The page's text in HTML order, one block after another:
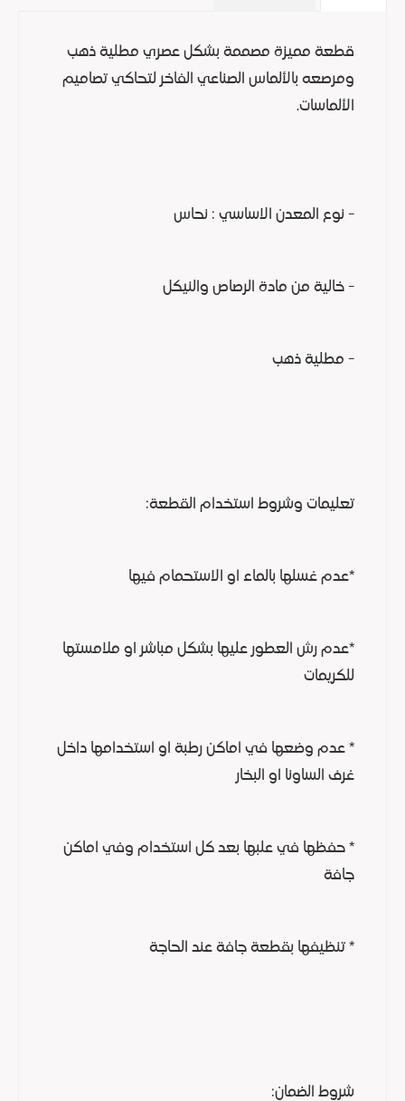
قطعة مميزة مصممة بشكل عصري مطلية ذهب
ومرصعه بالألماس الصناعي الفاخر لتحاكي تصاميم
الألماسات.
- نوع المعدن الاساسي : نحاس
- خالية من مادة الرصاص والنيكل
- مطلية ذهب
تعليمات وشروط استخدام القطعة:
*عدم غسلها بالماء او الاستحمام فيها
*عدم رش العطور عليها بشكل مباشر او ملامستها
للكريمات
* عدم وضعها في اماكن رطبة او استخدامها داخل
غرف الساونا او البخار
* حفظها في علبها بعد كل استخدام وفي اماكن
جافة
* تنظيفها بقطعة جافة عند الحاجة
شروط الضمان: